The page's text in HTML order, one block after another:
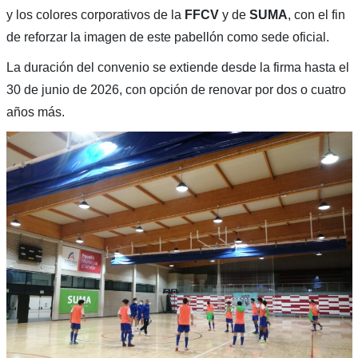
y los colores corporativos de la FFCVy de SUMA, con el fin
de reforzar la imagen de este pabellón como sede oficial.
La duración del convenio se extiende desde la firma hasta el
30 de junio de 2026, con opción de renovar por dos o cuatro
años más.